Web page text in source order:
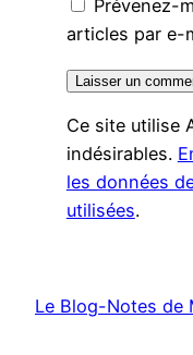
Prévenez-
articles par e-
Ce site utilise
indésirables.
les données
utilisées.
Le Blog-Notes de